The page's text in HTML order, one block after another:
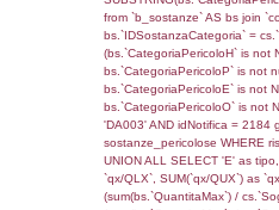
sql: SELECT